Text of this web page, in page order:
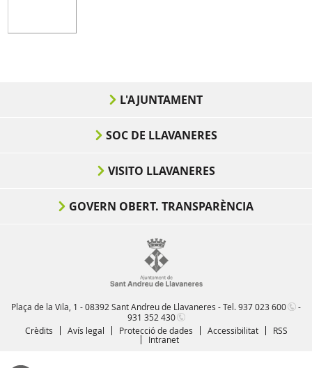
L'AJUNTAMENT
SOC DE LLAVANERES
VISITO LLAVANERES
GOVERN OBERT. TRANSPARÈNCIA
Plaça de la Vila, 1 - 08392 Sant Andreu de Llavaneres - Tel.937 023 600
-
931 352 430
Crèdits
Avís legal Protecció de dades Accessibilitat
RSS
Intranet